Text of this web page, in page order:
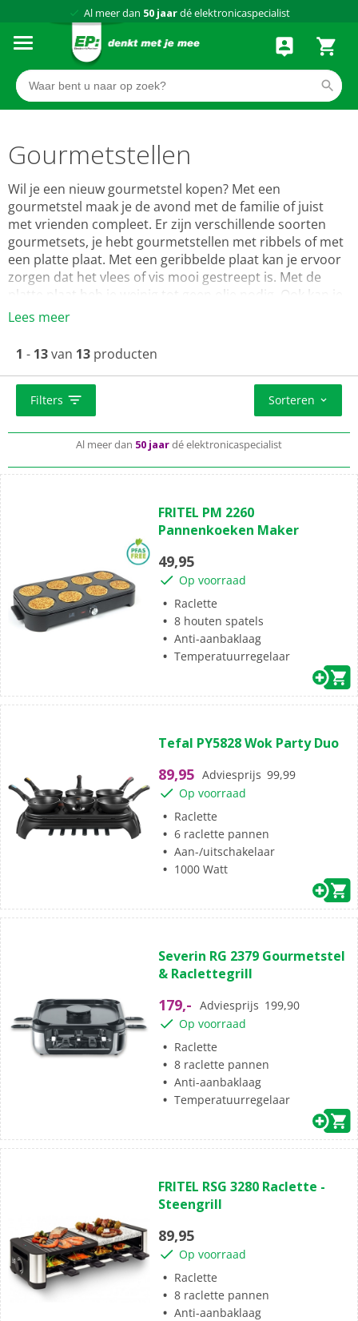
Al meer dan 50 jaardé elektronicaspecialist
Gourmetstellen
Wil je een nieuw gourmetstel kopen? Met een
gourmetstel maak je de avond met de familie of juist
met vrienden compleet. Er zijn verschillende soorten
gourmetsets, je hebt gourmetstellen met ribbels of met
een platte plaat. Met een geribbelde plaat kan je ervoor
zorgen dat het vlees of vis mooi gestreept is. Met de
platte plaat heb je weinig tot geen olie nodig. Ook kan je
natuurlijk heerlijk vegetarisch eten op het gourmetstel.
keuze is niet altijd even gemakkelijk gemaakt. Bij EP:
hebben wij een uitgebalanceerd assortiment met de
beste gourmetstellen. EP: helpt je graag bij het kiezen
van het juiste gourmetstel.
Lees meer
1 - 13van 13 producten
Filters Sorteren
Standaard thuisbezorgd vanaf 49,-
Al meer dan dé elektronicaspecialist
Complete aansluitservicevoor 49,99
van
de
sterren.
FRITEL PM 2260
Pannenkoeken Maker
49,95
Op voorraad
Raclette
8 houten spatels
Anti-aanbaklaag
Temperatuurregelaar
van
5
sterren.
Tefal PY5828 Wok Party Duo
89,95 Adviesprijs 99,99
Op voorraad
Raclette
6 raclette pannen
Aan-/uitschakelaar
1000 Watt
van
de
sterren.
5
beoordelingen
Severin RG 2379 Gourmetstel
& Raclettegrill
179,- Adviesprijs 199,90
Op voorraad
Raclette
8 raclette pannen
Anti-aanbaklaag
Temperatuurregelaar
van
de
sterren.
FRITEL RSG 3280 Raclette -
Steengrill
89,95
Op voorraad
Raclette
8 raclette pannen
Anti-aanbaklaag